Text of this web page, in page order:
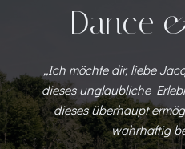
Dance
„Ich möchte dir, liebe
dieses unglaubliche
dieses überhaupt
wahrhaftig